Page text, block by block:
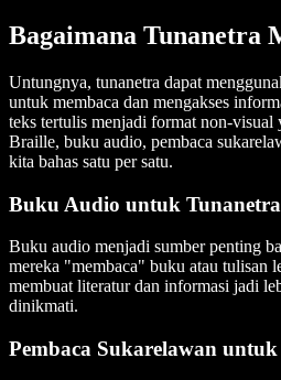
Bagaimana Tunanetra
Untungnya, tunanetra dapat
untuk membaca dan mengakses
teks tertulis menjadi format non-visual
Braille, buku audio, pembaca
kita bahas satu per satu.
Buku Audio untuk Tunanetra
Buku audio menjadi sumber penting
mereka "membaca" buku atau tulisan
membuat literatur dan informasi jadi
dinikmati.
Pembaca Sukarelawan